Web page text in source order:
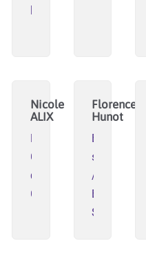
Nicole
ALIX
La
Coop
des
Communs
Florence
Hunot
Butterfly
solutions
/
Butterfly
Shelter